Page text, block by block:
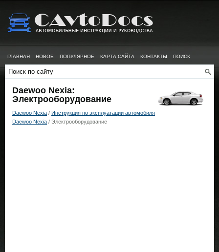
ГЛАВНАЯ НОВОЕ ПОПУЛЯРНОЕ КАРТА САЙТА КОНТАКТЫ ПОИСК
Daewoo Nexia:
Электрооборудование
Daewoo Nexia / Инструкция по эксплуатации автомобиля
Daewoo Nexia / Электрооборудование